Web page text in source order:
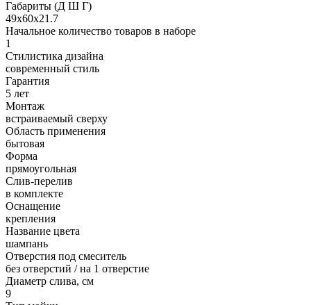
Габариты (Д Ш Г)
49х60х21.7
Начальное количество товаров в наборе
1
Стилистика дизайна
современный стиль
Гарантия
5 лет
Монтаж
встраиваемый сверху
Область применения
бытовая
Форма
прямоугольная
Слив-перелив
в комплекте
Оснащение
крепления
Название цвета
шампань
Отверстия под смеситель
без отверстий / на 1 отверстие
Диаметр слива, см
9